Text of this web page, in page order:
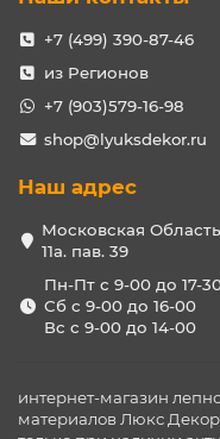
+7 (499) 390-87-46
из Регионов
+7 (903)579-16-98
shop@lyuksdekor.ru
Наш адрес
Московская
11а. пав. 39
Пн-Пт с 9-00 до 17-
Сб с 9-00 до 16-00
Вс с 9-00 до 14-00
интернет-магазин
материалов Люкс